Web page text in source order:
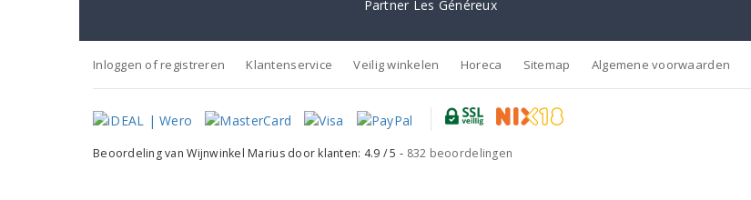
Partner Les Généreux
Inloggen of registreren Klantenservice Veilig winkelen Horeca Sitemap Algemene voorwaarden
Beoordeling vanWijnwinkel Mariusdoor klanten: 4.9 /5 - 832 beoordelingen